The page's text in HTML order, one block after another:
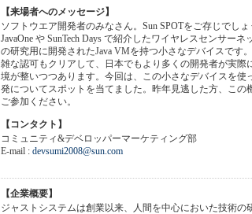
【来場者へのメッセージ】
ソフトウエア開発者のみなさん。Sun SPOTをご存じでし
JavaOne や SunTech Days で紹介したワイヤレスセンサーネ
の研究用に開発されたJava VMを持つ小さなデバイスです
雑な認可もクリアして、日本でもより多くの開発者が実際
境が整いつつあります。今回は、この小さなデバイスを使
発についてスポットを当てました。昨年見逃した方、この
ご参加ください。
【コンタクト】
コミュニティ&デベロッパーマーケティング部
E-mail : devsumi2008@sun.com
【企業概要】
ジャストシステムは創業以来、人間を中心においた技術の